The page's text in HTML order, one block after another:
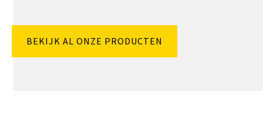
BEKIJK AL ONZE PRODUCTEN